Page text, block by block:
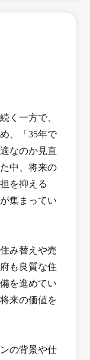
く一方で、
、「35年で
なのか見直
中、将来の
を抑える
集まってい
み替えや売
も良質な住
を進めてい
来の価値を
の背景や仕